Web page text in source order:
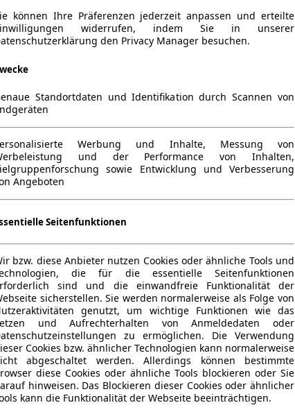
können Ihre Präferenzen jederzeit anpassen und erteilte
widerrufen, indem Sie in unserer
den Privacy Manager besuchen.
Standortdaten und Identifikation durch Scannen von
Werbung und Inhalte, Messung von
und der Performance von Inhalten,
sowie Entwicklung und Verbesserung
Angeboten
Seitenfunktionen
bzw. diese Anbieter nutzen Cookies oder ähnliche Tools und
die für die essentielle Seitenfunktionen
sind und die einwandfreie Funktionalität der
sicherstellen. Sie werden normalerweise als Folge von
genutzt, um wichtige Funktionen wie das
und Aufrechterhalten von Anmeldedaten oder
zu ermöglichen. Die Verwendung
Cookies bzw. ähnlicher Technologien kann normalerweise
abgeschaltet werden. Allerdings können bestimmte
diese Cookies oder ähnliche Tools blockieren oder Sie
hinweisen. Das Blockieren dieser Cookies oder ähnlicher
kann die Funktionalität der Webseite beeinträchtigen.